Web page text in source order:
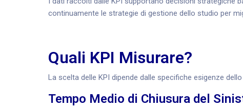
continuamente le strategie di gestione dello studio per
Quali KPI Misurare?
La scelta delle KPI dipende dalle specifiche esigenze
Tempo Medio di Chiusura del